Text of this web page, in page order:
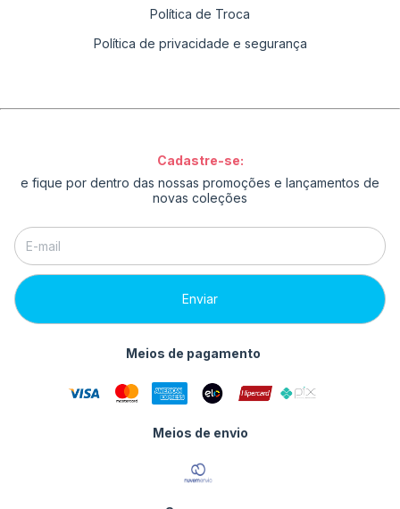
Política de Troca
Política de privacidade e segurança
Cadastre-se:
e fique por dentro das nossas promoções e lançamentos de
novas coleções
Meios de pagamento
Meios de envio